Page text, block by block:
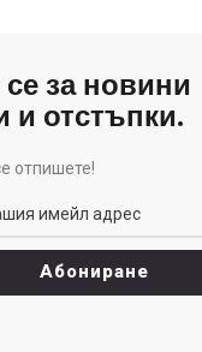
за новини
отстъпки.
отпишете!
Абониране